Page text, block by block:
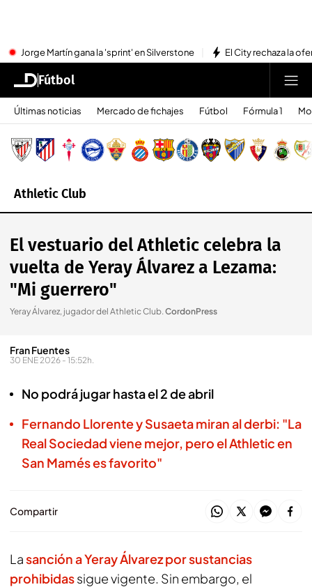
Jorge Martín gana la 'sprint' en Silverstone El City rechaza la
Fútbol
Últimas noticias Mercado de fichajes Fútbol Fórmula 1
Athletic Club
El vestuario del Athletic celebra la
vuelta de Yeray Álvarez a Lezama:
"Mi guerrero"
Yeray Álvarez, jugador del Athletic Club.CordonPress
Fran Fuentes
30 ENE 2026 - 15:52h.
No podrá jugar hasta el 2 de abril
Fernando Llorente y Susaeta miran al derbi: "La
Real Sociedad viene mejor, pero el Athletic en
San Mamés es favorito"
Compartir
Lasanción aYeray Álvarezpor sustancias
prohibidassigue vigente. Sin embargo, el